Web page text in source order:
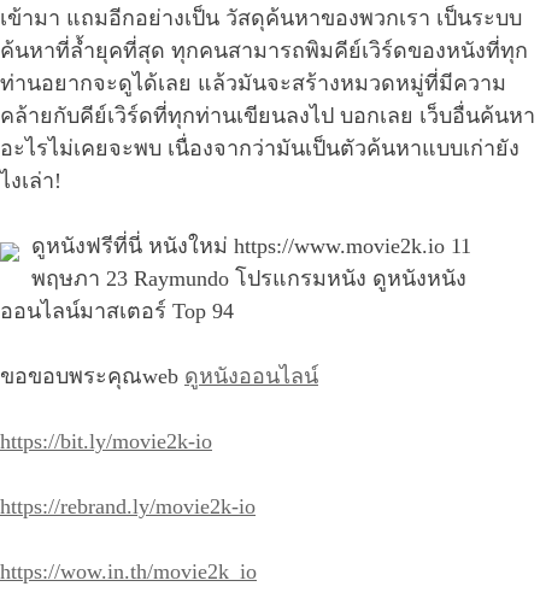
เข้ามา แถมอีกอย่างเป็น วัสดุค้นหาของพวกเรา เป็นระบบ
ค้นหาที่ล้ำยุคที่สุด ทุกคนสามารถพิมคีย์เวิร์ดของหนังที่ทุก
ท่านอยากจะดูได้เลย แล้วมันจะสร้างหมวดหมู่ที่มีความ
คล้ายกับคีย์เวิร์ดที่ทุกท่านเขียนลงไป บอกเลย เว็บอื่นค้นหา
อะไรไม่เคยจะพบ เนื่องจากว่ามันเป็นตัวค้นหาแบบเก่ายัง
ไงเล่า!
ดูหนังฟรีที่นี่ หนังใหม่ https://www.movie2k.io 11
พฤษภา 23 Raymundo โปรแกรมหนัง ดูหนังหนัง
ออนไลน์มาสเตอร์ Top 94
ขอขอบพระคุณweb ดูหนังออนไลน์
https://bit.ly/movie2k-io
https://rebrand.ly/movie2k-io
https://wow.in.th/movie2k_io